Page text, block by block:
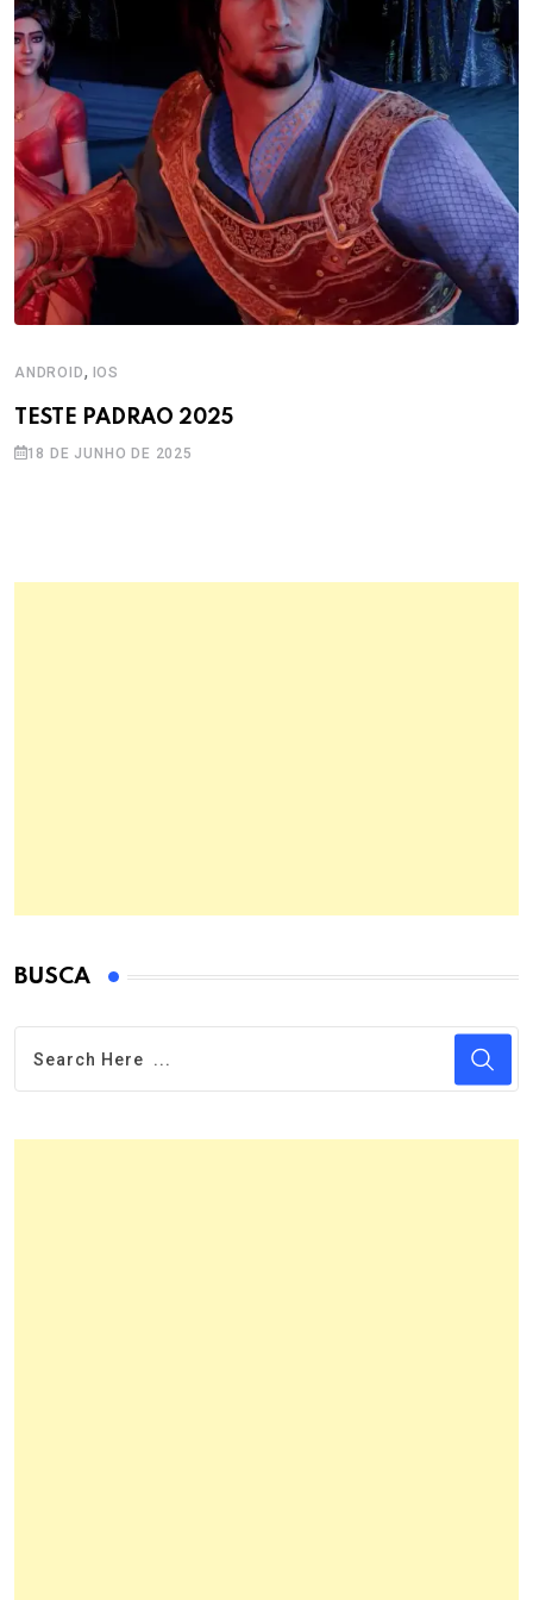
ANDROID, IOS
TESTE PADRAO 2025
18 DE JUNHO DE 2025
BUSCA